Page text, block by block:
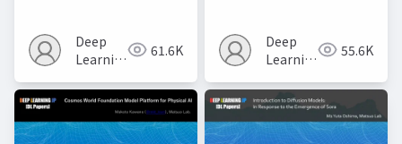
Recipes モデルマージ
の進化的最適化
Deep
Learning
61.6K
Deep
Learning
55.6K